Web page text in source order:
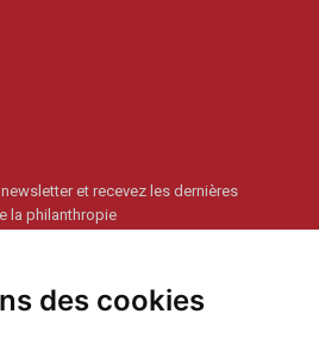
des cookies
et recevez les dernières
la philanthropie